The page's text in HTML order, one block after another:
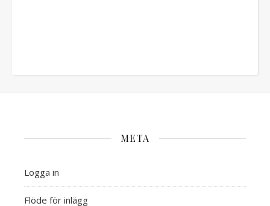
META
Logga in
Flöde för inlägg